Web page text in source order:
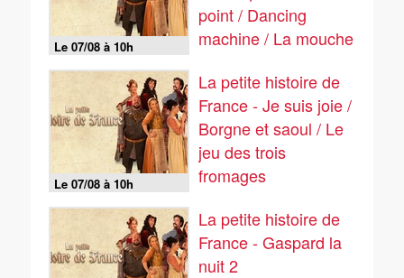
Le 07/08 à 10h
point / Dancing
machine / La mouche
Le 07/08 à 10h
La petite histoire de
France - Je suis joie /
Borgne et saoul / Le
jeu des trois
fromages
La petite histoire de
France - Gaspard la
nuit 2